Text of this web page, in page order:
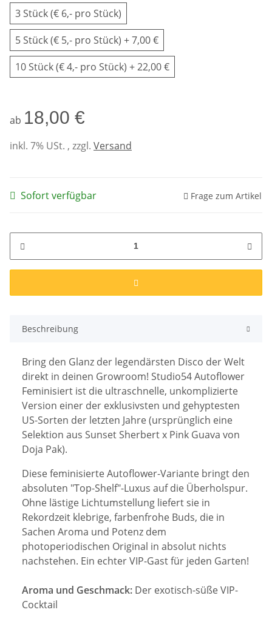
3 Stück (€ 6,- pro Stück)
5 Stück (€ 5,- pro Stück) + 7,00 €
10 Stück (€ 4,- pro Stück) + 22,00 €
ab 18,00 €
inkl. 7% USt. , zzgl. Versand
Sofort verfügbar Frage zum Artikel
Beschreibung
Bring den Glanz der legendärsten Disco der Welt
direkt in deinen Growroom! Studio54 Autoflower
Feminisiert ist die ultraschnelle, unkomplizierte
Version einer der exklusivsten und gehyptesten
US-Sorten der letzten Jahre (ursprünglich eine
Selektion aus Sunset Sherbert x Pink Guava von
Doja Pak).
Diese feminisierte Autoflower-Variante bringt den
absoluten "Top-Shelf"-Luxus auf die Überholspur.
Ohne lästige Lichtumstellung liefert sie in
Rekordzeit klebrige, farbenfrohe Buds, die in
Sachen Aroma und Potenz dem
photoperiodischen Original in absolut nichts
nachstehen. Ein echter VIP-Gast für jeden Garten!
Aroma und Geschmack: Der exotisch-süße VIP-
Cocktail